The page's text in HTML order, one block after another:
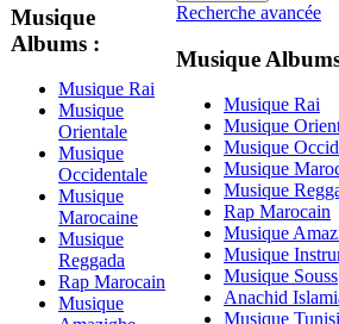
Musique
Albums :
Musique Rai
Musique
Orientale
Musique
Occidentale
Musique
Marocaine
Musique
Reggada
Rap Marocain
Musique
Recherche avancée
Musique
Musique Rai
Musique
Musique
Musique
Musique
Rap Marocain
Musique
Musique
Musique Souss
Anachid
Musique